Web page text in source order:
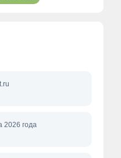
2026 года